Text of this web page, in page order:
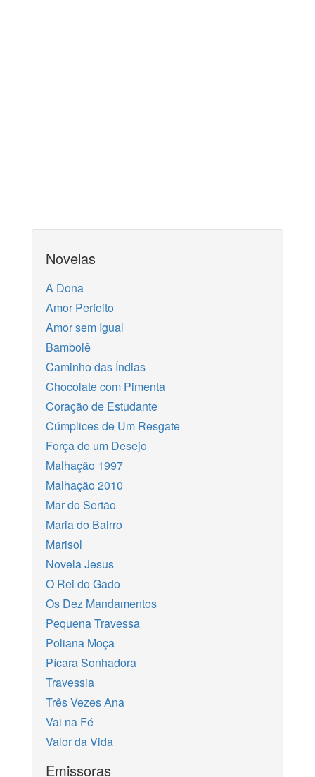
Novelas
A Dona
Amor Perfeito
Amor sem Igual
Bambolê
Caminho das Índias
Chocolate com Pimenta
Coração de Estudante
Cúmplices de Um Resgate
Força de um Desejo
Malhação 1997
Malhação 2010
Mar do Sertão
Maria do Bairro
Marisol
Novela Jesus
O Rei do Gado
Os Dez Mandamentos
Pequena Travessa
Poliana Moça
Pícara Sonhadora
Travessia
Três Vezes Ana
Vai na Fé
Valor da Vida
Emissoras